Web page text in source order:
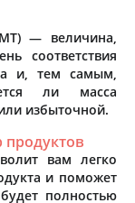
— величина,
соответствия
и, тем самым,
ли масса
избыточной.
продуктов
вам легко
и поможет
полностью